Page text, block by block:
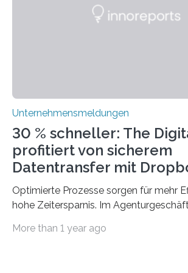
traditionelle Geschäftsprozesse in
Unternehmensmeldungen
30 % schneller: The
profitiert von sicherem
Datentransfer mit
Optimierte Prozesse sorgen für mehr
hohe Zeitersparnis. Im
machen sich auf den Weg zu Kunden
More than 1 year ago